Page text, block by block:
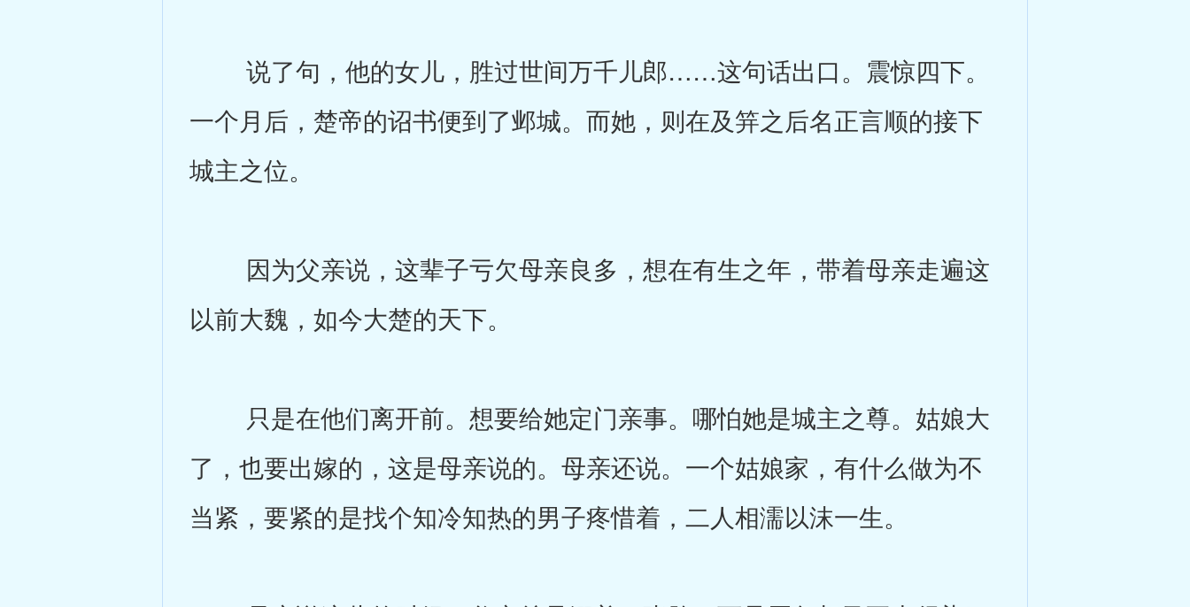
说了句，他的女儿，胜过世间万千儿郎……这句话出口。震惊四下。
一个月后，楚帝的诏书便到了邺城。而她，则在及笄之后名正言顺的接下
城主之位。
因为父亲说，这辈子亏欠母亲良多，想在有生之年，带着母亲走遍这
以前大魏，如今大楚的天下。
只是在他们离开前。想要给她定门亲事。哪怕她是城主之尊。姑娘大
了，也要出嫁的，这是母亲说的。母亲还说。一个姑娘家，有什么做为不
当紧，要紧的是找个知冷知热的男子疼惜着，二人相濡以沫一生。